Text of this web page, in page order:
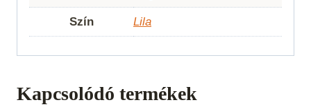
Szín Lila
Kapcsolódó termékek